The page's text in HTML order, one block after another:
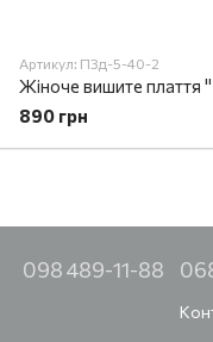
Артикул: ПЗд-5-40-2
Жіноче вишите плаття
890 грн
098 489-11-88